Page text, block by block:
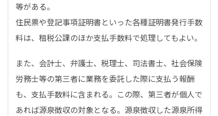
等がある。
住民票や登記事項証明書といった各種証明書発行手数
料は、租税公課のほか支払手数料で処理してもよい。
また、会計士、弁護士、税理士、司法書士、社会保険
労務士等の第三者に業務を委託した際に支払う報酬
も、支払手数料に含まれる。この際、第三者が個人で
あれば源泉徴収の対象となる。源泉徴収した源泉所得